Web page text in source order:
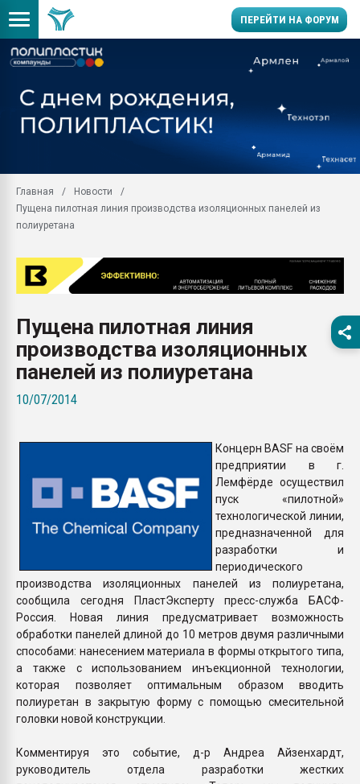
ПЕРЕЙТИ НА ФОРУМ
пластмасс
ситуацией на
Продам отходы
поликарбоната и АБС-
Armaloy PC/ABS-1IM
26.07.2022 "Сибирский
намного дороже
Профильная
покупка, обмен
Главная
Новости
Пущена пилотная линия производства изоляционных панелей из
полиуретана
Пущена пилотная линия
производства изоляционных
панелей из полиуретана
10/07/2014
Концерн BASF на своём
предприятии в г.
Лемфёрде осуществил
пуск «пилотной»
технологической линии,
предназначенной для
разработки и
периодического
производства изоляционных панелей из полиуретана,
сообщила сегодня ПластЭксперту пресс-служба БАСФ-
Россия. Новая линия предусматривает возможность
обработки панелей длиной до 10 метров двумя различными
способами: нанесением материала в формы открытого типа,
а также с использованием инъекционной технологии,
которая позволяет оптимальным образом вводить
полиуретан в закрытую форму с помощью смесительной
головки новой конструкции.
Комментируя это событие, д-р Андреа Айзенхардт,
руководитель отдела разработки жестких